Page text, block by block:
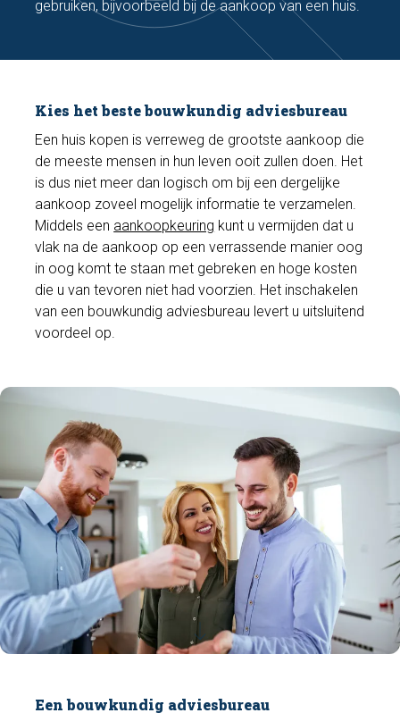
gebruiken, bijvoorbeeld bij de aankoop van een huis.
Kies het beste bouwkundig adviesbureau
Een huis kopen is verreweg de grootste aankoop die
de meeste mensen in hun leven ooit zullen doen. Het
is dus niet meer dan logisch om bij een dergelijke
aankoop zoveel mogelijk informatie te verzamelen.
Middels een aankoopkeuring kunt u vermijden dat u
vlak na de aankoop op een verrassende manier oog
in oog komt te staan met gebreken en hoge kosten
die u van tevoren niet had voorzien. Het inschakelen
van een bouwkundig adviesbureau levert u uitsluitend
voordeel op.
Een bouwkundig adviesbureau